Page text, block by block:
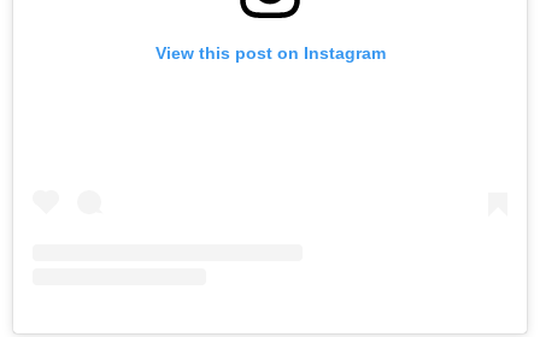
View this post on Instagram